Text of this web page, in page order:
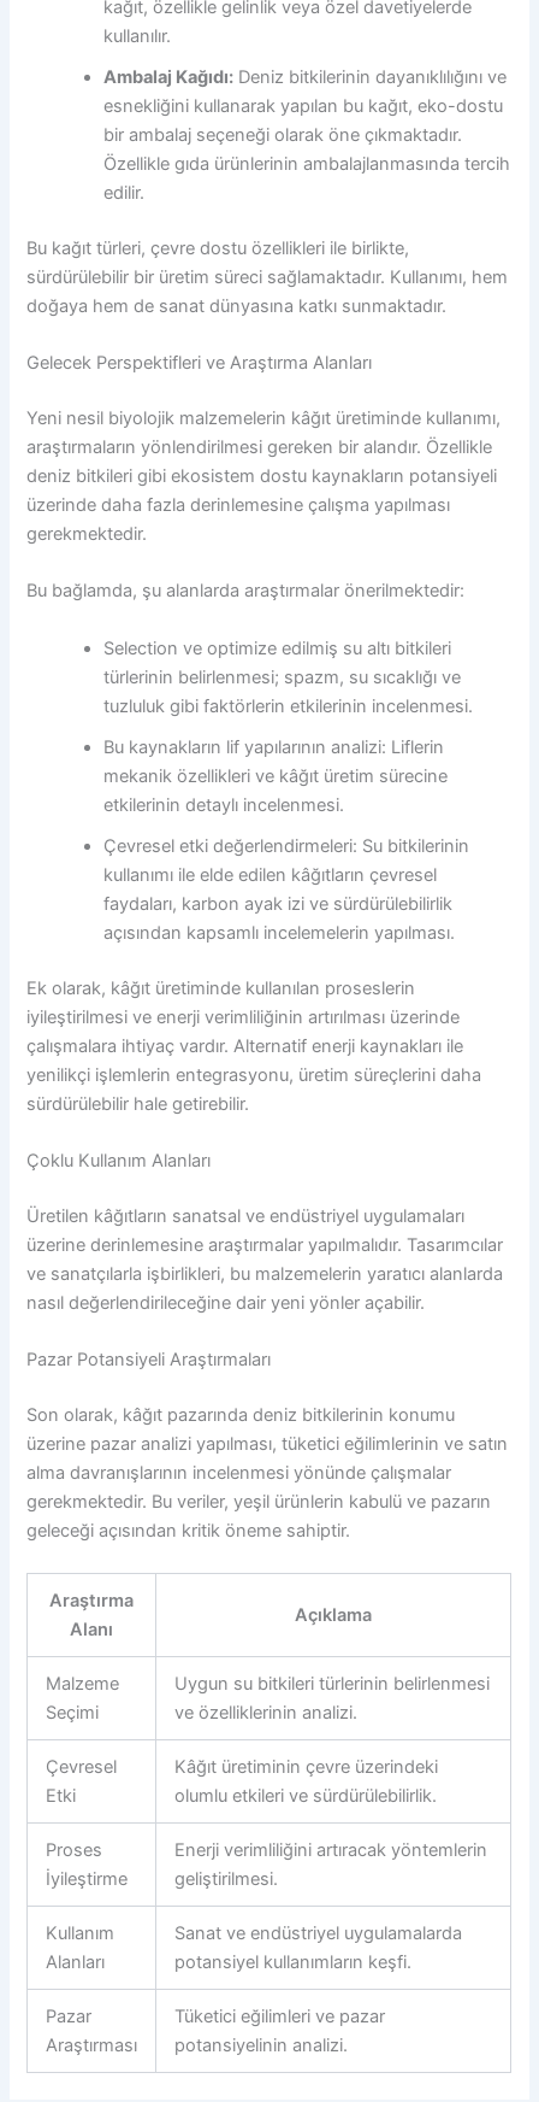
kağıt, özellikle gelinlik veya özel davetiyelerde
kullanılır.
Ambalaj Kağıdı: Deniz bitkilerinin dayanıklılığını ve
esnekliğini kullanarak yapılan bu kağıt, eko-dostu
bir ambalaj seçeneği olarak öne çıkmaktadır.
Özellikle gıda ürünlerinin ambalajlanmasında tercih
edilir.
Bu kağıt türleri, çevre dostu özellikleri ile birlikte,
sürdürülebilir bir üretim süreci sağlamaktadır. Kullanımı, hem
doğaya hem de sanat dünyasına katkı sunmaktadır.
Gelecek Perspektifleri ve Araştırma Alanları
Yeni nesil biyolojik malzemelerin kâğıt üretiminde kullanımı,
araştırmaların yönlendirilmesi gereken bir alandır. Özellikle
deniz bitkileri gibi ekosistem dostu kaynakların potansiyeli
üzerinde daha fazla derinlemesine çalışma yapılması
gerekmektedir.
Bu bağlamda, şu alanlarda araştırmalar önerilmektedir:
Selection ve optimize edilmiş su altı bitkileri
türlerinin belirlenmesi; spazm, su sıcaklığı ve
tuzluluk gibi faktörlerin etkilerinin incelenmesi.
Bu kaynakların lif yapılarının analizi: Liflerin
mekanik özellikleri ve kâğıt üretim sürecine
etkilerinin detaylı incelenmesi.
Çevresel etki değerlendirmeleri: Su bitkilerinin
kullanımı ile elde edilen kâğıtların çevresel
faydaları, karbon ayak izi ve sürdürülebilirlik
açısından kapsamlı incelemelerin yapılması.
Ek olarak, kâğıt üretiminde kullanılan proseslerin
iyileştirilmesi ve enerji verimliliğinin artırılması üzerinde
çalışmalara ihtiyaç vardır. Alternatif enerji kaynakları ile
yenilikçi işlemlerin entegrasyonu, üretim süreçlerini daha
sürdürülebilir hale getirebilir.
Çoklu Kullanım Alanları
Üretilen kâğıtların sanatsal ve endüstriyel uygulamaları
üzerine derinlemesine araştırmalar yapılmalıdır. Tasarımcılar
ve sanatçılarla işbirlikleri, bu malzemelerin yaratıcı alanlarda
nasıl değerlendirileceğine dair yeni yönler açabilir.
Pazar Potansiyeli Araştırmaları
Son olarak, kâğıt pazarında deniz bitkilerinin konumu
üzerine pazar analizi yapılması, tüketici eğilimlerinin ve satın
alma davranışlarının incelenmesi yönünde çalışmalar
gerekmektedir. Bu veriler, yeşil ürünlerin kabulü ve pazarın
geleceği açısından kritik öneme sahiptir.
Araştırma
Alanı
Açıklama
Malzeme
Seçimi
Uygun su bitkileri türlerinin belirlenmesi
ve özelliklerinin analizi.
Çevresel
Etki
Kâğıt üretiminin çevre üzerindeki
olumlu etkileri ve sürdürülebilirlik.
Proses
İyileştirme
Enerji verimliliğini artıracak yöntemlerin
geliştirilmesi.
Kullanım
Alanları
Sanat ve endüstriyel uygulamalarda
potansiyel kullanımların keşfi.
Pazar
Araştırması
Tüketici eğilimleri ve pazar
potansiyelinin analizi.